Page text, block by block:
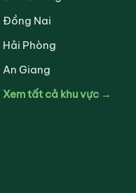
Đồng Nai
Hải Phòng
An Giang
Xem tất cả khu vực →